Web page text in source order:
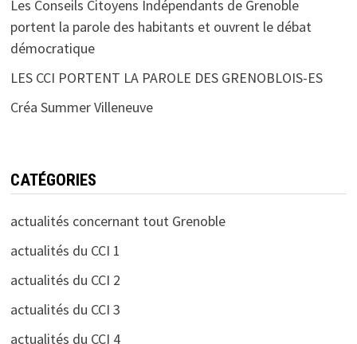
Les Conseils Citoyens Indépendants de Grenoble
portent la parole des habitants et ouvrent le débat
démocratique
LES CCI PORTENT LA PAROLE DES GRENOBLOIS-ES
Créa Summer Villeneuve
CATÉGORIES
actualités concernant tout Grenoble
actualités du CCI 1
actualités du CCI 2
actualités du CCI 3
actualités du CCI 4